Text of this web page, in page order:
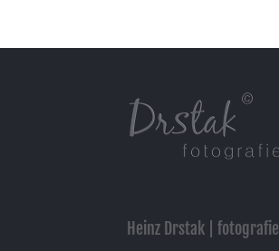
Heinz Drstak | fotografie